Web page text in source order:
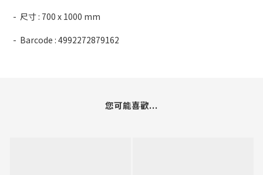
- 尺寸 : 700 x 1000 mm
- Barcode : 4992272879162
您可能喜歡...